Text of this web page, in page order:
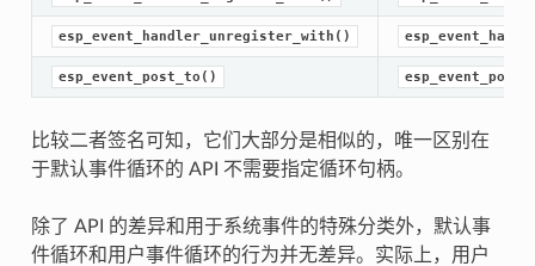
esp_event_handler_unregister_with()
esp_event_post_to()
比较二者签名可知，它们大部分是相似的，唯一区别在
于默认事件循环的 API 不需要指定循环句柄。
除了 API 的差异和用于系统事件的特殊分类外，默认事
件循环和用户事件循环的行为并无差异。实际上，用户